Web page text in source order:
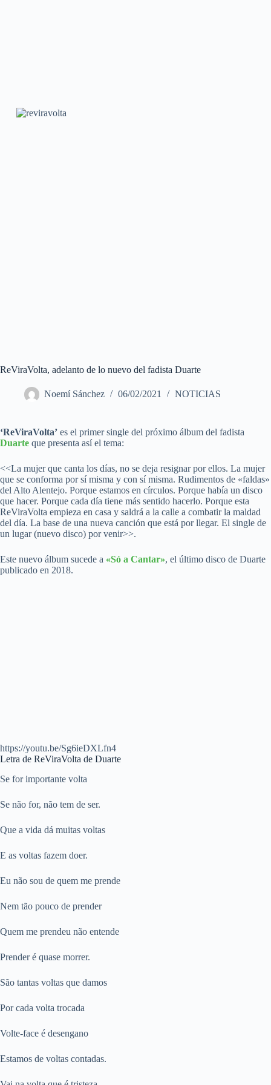
ReViraVolta, adelanto de lo nuevo del fadista Duarte
Noemí Sánchez 06/02/2021 NOTICIAS
‘ReViraVolta’ es el primer single del próximo álbum del fadista
Duarte que presenta así el tema:
<<La mujer que canta los días, no se deja resignar por ellos. La mujer
que se conforma por sí misma y con sí misma. Rudimentos de «faldas»
del Alto Alentejo. Porque estamos en círculos. Porque había un disco
que hacer. Porque cada día tiene más sentido hacerlo. Porque esta
ReViraVolta empieza en casa y saldrá a la calle a combatir la maldad
del día. La base de una nueva canción que está por llegar. El single de
un lugar (nuevo disco) por venir>>.
Este nuevo álbum sucede a «Só a Cantar», el último disco de Duarte
publicado en 2018.
https://youtu.be/Sg6ieDXLfn4
Letra de ReViraVolta de Duarte
Se for importante volta
Se não for, não tem de ser.
Que a vida dá muitas voltas
E as voltas fazem doer.
Eu não sou de quem me prende
Nem tão pouco de prender
Quem me prendeu não entende
Prender é quase morrer.
São tantas voltas que damos
Por cada volta trocada
Volte-face é desengano
Estamos de voltas contadas.